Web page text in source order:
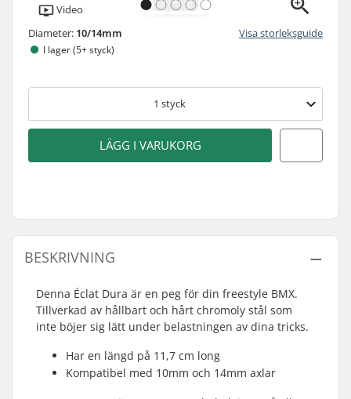
Video
Diameter: 10/14mm Visa storleksguide
I lager (5+ styck)
1 styck
LÄGG I VARUKORG
BESKRIVNING
Denna Éclat Dura är en peg för din freestyle BMX.
Tillverkad av hållbart och hårt chromoly stål som
inte böjer sig lätt under belastningen av dina tricks.
Har en längd på 11,7 cm long
Kompatibel med 10mm och 14mm axlar